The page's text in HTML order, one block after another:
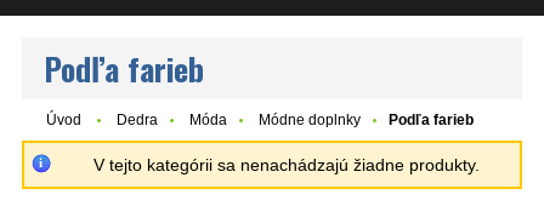
Podľa farieb
Úvod Dedra Móda Módne doplnky Podľa farieb
V tejto kategórii sa nenachádzajú žiadne produkty.